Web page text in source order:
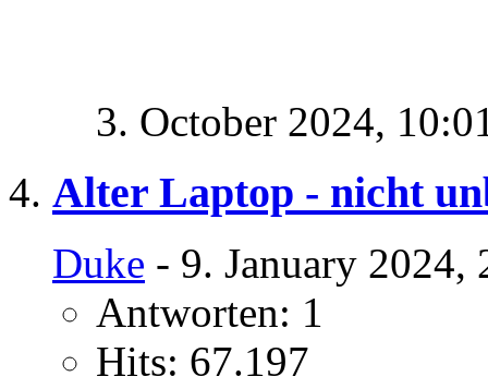
3. October 2024,
Alter Laptop - nicht
Duke - 9. January 2024,
Antworten: 1
Hits: 67.197